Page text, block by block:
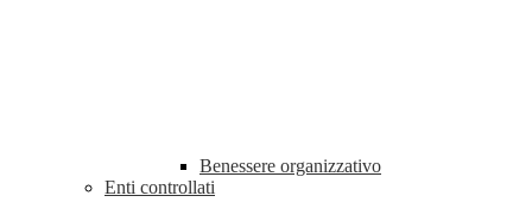
Benessere organizzativo
Enti controllati